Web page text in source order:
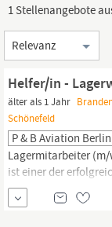
1 Stellenangebote
Sortierung
Helfer/in -
älter als 1 Jahr
Schönefeld
P & B Aviation Berlin
Lagermitarbeiter (m/
ist einer der
Luftfahrt. Arbeiten